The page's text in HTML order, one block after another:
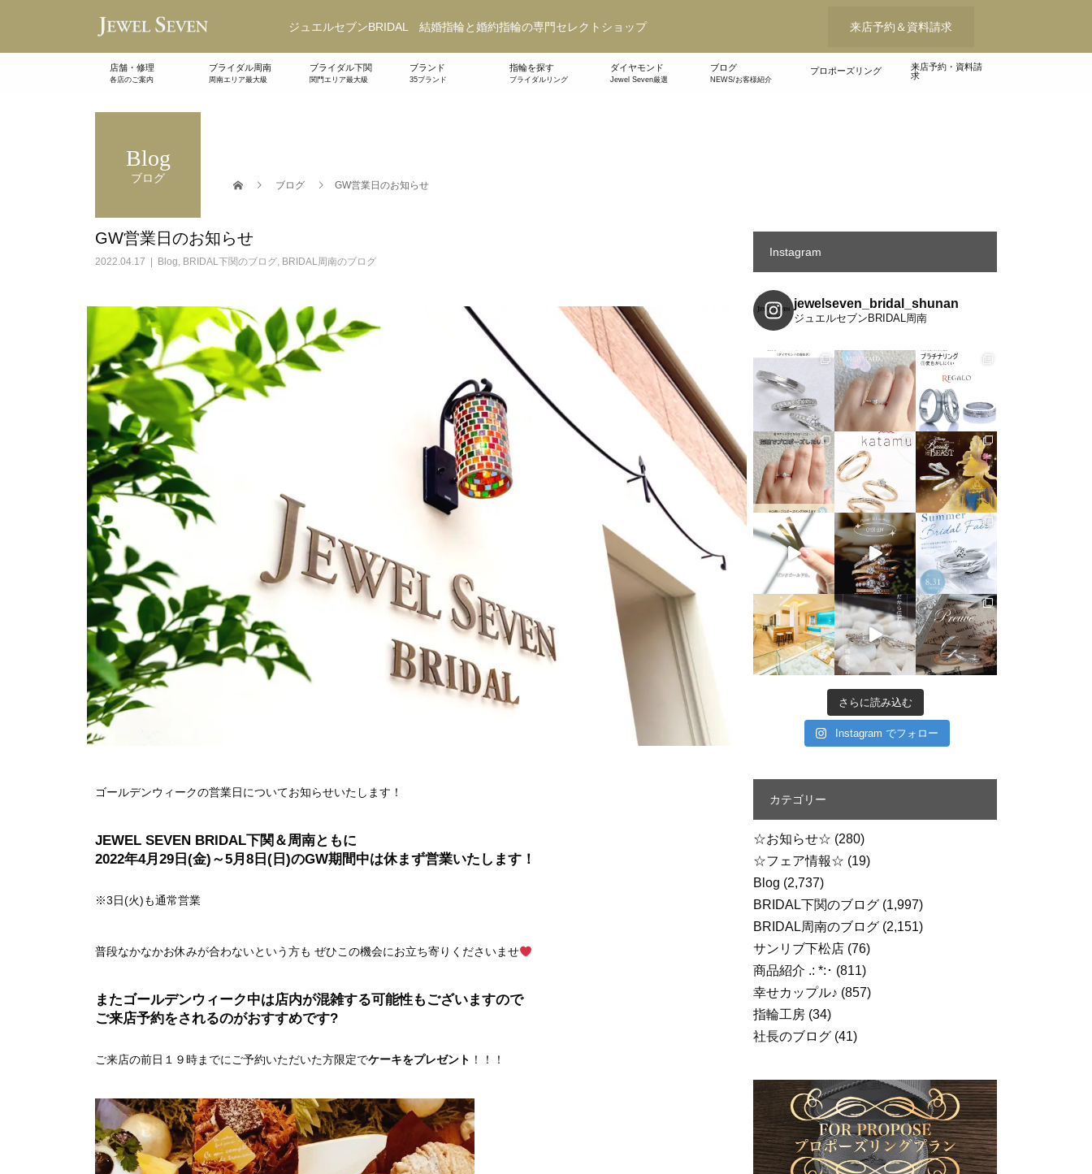
ジュエルセブンBRIDAL 結婚指輪と婚約指輪の専門セレクトショップ 来店予約＆資料請求
店舗・修理
各店のご案内
ブライダル周南
周南エリア最大級
ブライダル下関
関門エリア最大級
ブランド
35ブランド
指輪を探す
ブライダルリング
ダイヤモンド
Jewel Seven厳選
ブログ
NEWS/お客様紹介
プロポーズリング
来店予約・資料請
求
Blog
ブログ
ブログ GW営業日のお知らせ
GW営業日のお知らせ
2022.04.17 Blog, BRIDAL下関のブログ, BRIDAL周南のブログ
ゴールデンウィークの営業日についてお知らせいたします！
JEWEL SEVEN BRIDAL下関＆周南ともに
2022年4月29日(金)～5月8日(日)のGW期間中は休まず営業いたします！
※3日(火)も通常営業
普段なかなかお休みが合わないという方も ぜひこの機会にお立ち寄りくださいませ
またゴールデンウィーク中は店内が混雑する可能性もございますので
ご来店予約をされるのがおすすめです?
ご来店の前日１９時までにご予約いただいた方限定でケーキをプレゼント ！！！
Instagram
jewelseven_bridal_shunan
ジュエルセブンBRIDAL周南
さらに読み込む
Instagram でフォロー
カテゴリー
☆お知らせ☆ (280)
☆フェア情報☆ (19)
Blog (2,737)
BRIDAL下関のブログ (1,997)
BRIDAL周南のブログ (2,151)
サンリブ下松店 (76)
商品紹介 .: *:･ (811)
幸せカップル♪ (857)
指輪工房 (34)
社長のブログ (41)